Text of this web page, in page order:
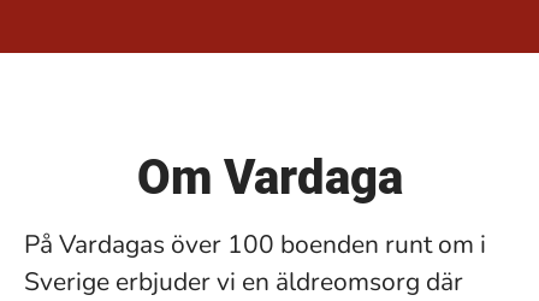
Om Vardaga
På Vardagas över 100 boenden runt om i
Sverige erbjuder vi en äldreomsorg där